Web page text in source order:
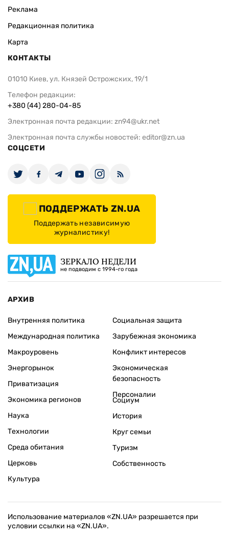
Реклама
Редакционная политика
Карта
КОНТАКТЫ
01010 Киев, ул. Князей Острожских, 19/1
Телефон редакции:
+380 (44) 280-04-85
Электронная почта редакции: zn94@ukr.net
Электронная почта службы новостей: editor@zn.ua
СОЦСЕТИ
ПОДДЕРЖАТЬ ZN.UA
Поддержать независимую
журналистику!
ЗЕРКАЛО НЕДЕЛИ
не подводим с 1994-го года
АРХИВ
Внутренняя политика
Международная политика
Макроуровень
Энергорынок
Приватизация
Экономика регионов
Социальная защита
Зарубежная экономика
Конфликт интересов
Экономическая
безопасность
Персоналии
Наука
Технологии
Среда обитания
Церковь
Культура
Социум
История
Круг семьи
Туризм
Собственность
Использование материалов «ZN.UA» разрешается при
условии ссылки на «ZN.UA».